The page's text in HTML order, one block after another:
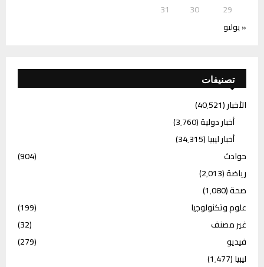
29
30
31
« يوليو
تصنيفات
الأخبار(40٬521)
أخبار دولية(3٬760)
أخبار ليبيا(34٬315)
حوادث
(904)
رياضة(2٬013)
صحة(1٬080)
علوم وتكنولوجيا
(199)
غير مصنف
(32)
فيديو
(279)
ليبيا(1٬477)